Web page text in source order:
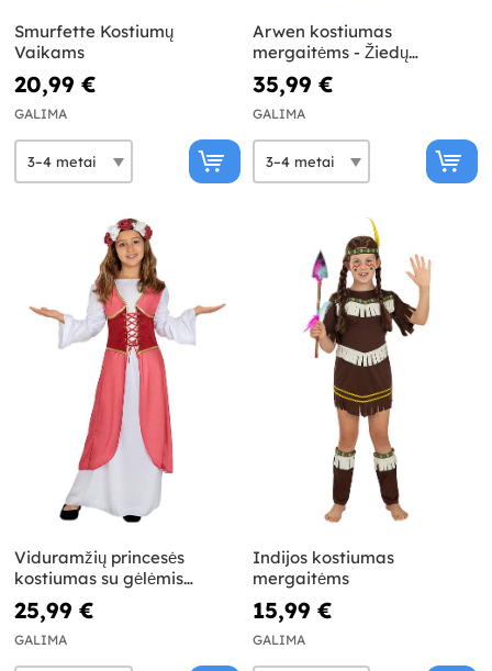
Smurfette Kostiumų
Vaikams
20,99 €
GALIMA
Arwen kostiumas
mergaitėms - Žiedų
Valdovas
35,99 €
GALIMA
Viduramžių princesės
kostiumas su gėlėmis
mergaitei
25,99 €
GALIMA
Indijos kostiumas
mergaitėms
15,99 €
GALIMA